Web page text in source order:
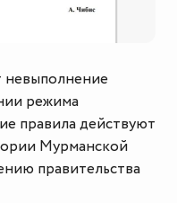
невыполнение
режима
правила действуют
Мурманской
правительства